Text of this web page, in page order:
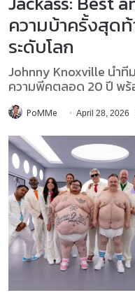
ความบ้าครั้งสุด
ระดับโลก
Johnny Knoxville นำที
ความพีคตลอด 20 ปี พร้
PoMMe April 28, 2026